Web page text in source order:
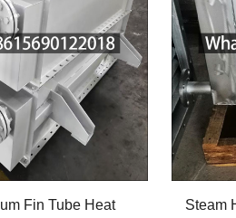
Fin Tube Heat
Steam